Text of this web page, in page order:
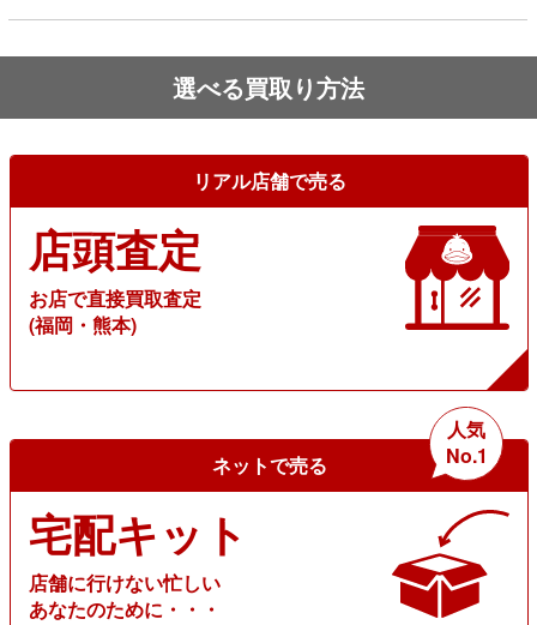
選べる買取り方法
リアル店舗で売る
店頭査定
お店で直接買取査定
(福岡・熊本)
ネットで売る
人気
No.1
宅配キット
店舗に行けない忙しい
あなたのために・・・